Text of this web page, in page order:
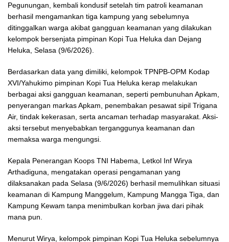
Pegunungan, kembali kondusif setelah tim patroli keamanan
berhasil mengamankan tiga kampung yang sebelumnya
ditinggalkan warga akibat gangguan keamanan yang dilakukan
kelompok bersenjata pimpinan Kopi Tua Heluka dan Dejang
Heluka, Selasa (9/6/2026).
Berdasarkan data yang dimiliki, kelompok TPNPB-OPM Kodap
XVI/Yahukimo pimpinan Kopi Tua Heluka kerap melakukan
berbagai aksi gangguan keamanan, seperti pembunuhan Apkam,
penyerangan markas Apkam, penembakan pesawat sipil Trigana
Air, tindak kekerasan, serta ancaman terhadap masyarakat. Aksi-
aksi tersebut menyebabkan terganggunya keamanan dan
memaksa warga mengungsi.
Kepala Penerangan Koops TNI Habema, Letkol Inf Wirya
Arthadiguna, mengatakan operasi pengamanan yang
dilaksanakan pada Selasa (9/6/2026) berhasil memulihkan situasi
keamanan di Kampung Manggelum, Kampung Mangga Tiga, dan
Kampung Kewam tanpa menimbulkan korban jiwa dari pihak
mana pun.
Menurut Wirya, kelompok pimpinan Kopi Tua Heluka sebelumnya